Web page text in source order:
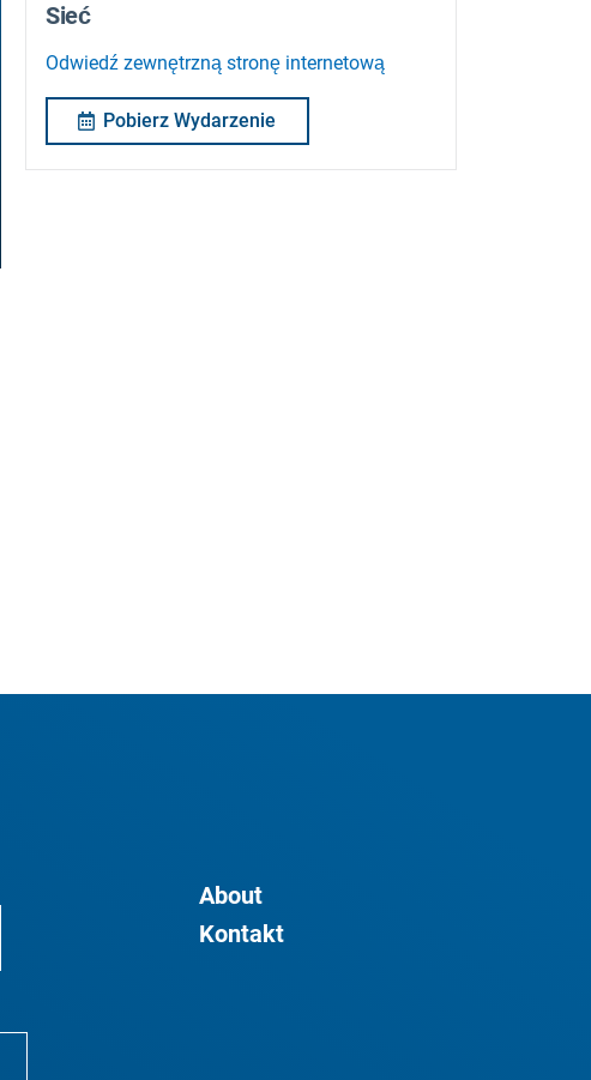
Sieć
Odwiedź zewnętrzną stronę internetową
Pobierz Wydarzenie
About
Kontakt